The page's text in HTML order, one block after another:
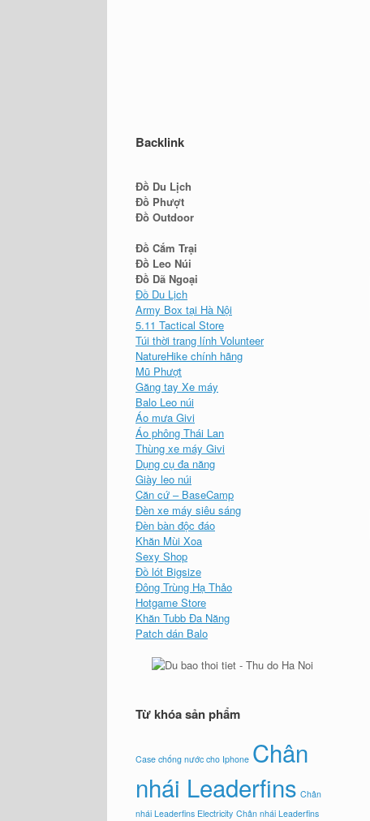
Backlink
Đồ Du Lịch
Đồ Phượt
Đồ Outdoor
Đồ Cắm Trại
Đồ Leo Núi
Đồ Dã Ngoại
Đồ Du Lịch
Army Box tại Hà Nội
5.11 Tactical Store
Túi thời trang lính Volunteer
NatureHike chính hãng
Mũ Phượt
Găng tay Xe máy
Balo Leo núi
Áo mưa Givi
Áo phông Thái Lan
Thùng xe máy Givi
Dụng cụ đa năng
Giày leo núi
Căn cứ – BaseCamp
Đèn xe máy siêu sáng
Đèn bàn độc đáo
Khăn Mùi Xoa
Sexy Shop
Đồ lót Bigsize
Đông Trùng Hạ Thảo
Hotgame Store
Khăn Tubb Đa Năng
Patch dán Balo
Từ khóa sản phẩm
Case chống nước cho Iphone Chân
nhái Leaderfins Chân
nhái Leaderfins Electricity Chân nhái Leaderfins